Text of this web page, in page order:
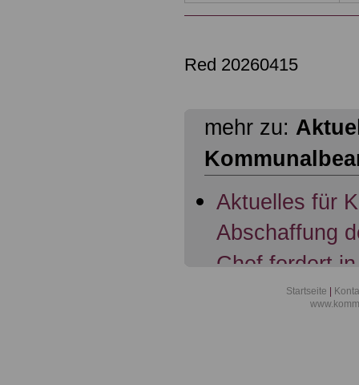
Red 20260415
mehr zu:
Aktuelles für
Abschaffung
Chef fordert
Übertragung
Startseite